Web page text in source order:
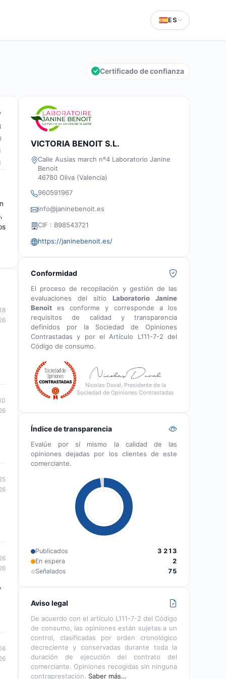
ES
Certificado de confianza
VICTORIA BENOIT S.L.
Calle Ausias march nº4 Laboratorio Janine
Benoit
46780 Oliva (Valencia)
960591967
info@janinebenoit.es
CIF : B98543721
https://janinebenoit.es/
Conformidad
El proceso de recopilación y gestión de las
evaluaciones del sitio Laboratorio Janine
Benoit es conforme y corresponde a los
requisitos de calidad y transparencia
definidos por la Sociedad de Opiniones
Contrastadas y por el Artículo L111-7-2 del
Código de consumo.
Nicolas Duval, Presidente de la
Sociedad de Opiniones Contrastadas
Índice de transparencia
Evalúe por sí mismo la calidad de las
opiniones dejadas por los clientes de este
comerciante.
Publicados
3 213
En espera
2
Señalados
75
Aviso legal
De acuerdo con el artículo L111-7-2 del Código
de consumo, las opiniones están sujetas a un
control, clasificadas por orden cronológico
decreciente y conservadas durante toda la
duración de ejecución del contrato del
comerciante. Opiniones recogidas sin ninguna
contraprestación. Saber más…